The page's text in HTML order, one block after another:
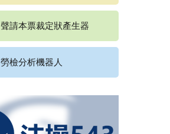
聲請本票裁定狀產生器
勞檢分析機器人